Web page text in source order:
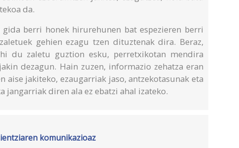
da.
berri honek hirurehunen bat espezieren berri
gehien ezagu tzen dituztenak dira. Beraz,
du zaletu guztion esku, perretxikotan mendira
dezagun. Hain zuzen, informazio zehatza eran
aise jakiteko, ezaugarriak jaso, antzekotasunak eta
jangarriak diren ala ez ebatzi ahal izateko.
komunikazioaz